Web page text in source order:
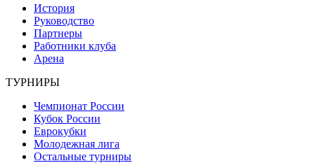
История
Руководство
Партнеры
Работники клуба
Арена
ТУРНИРЫ
Чемпионат России
Кубок России
Еврокубки
Молодежная лига
Остальные турниры